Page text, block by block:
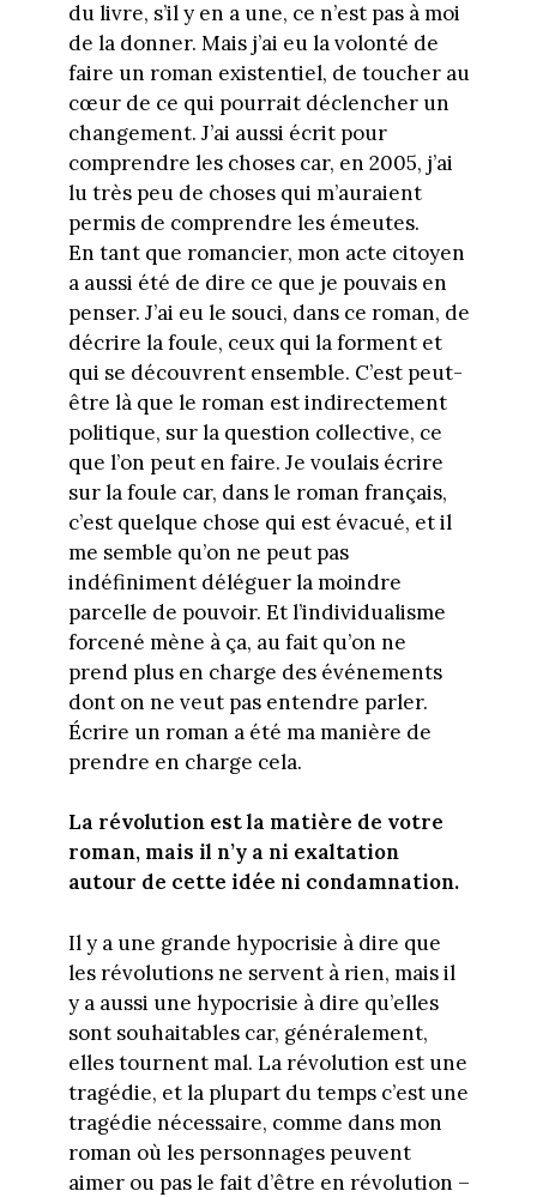
du livre, s’il y en a une, ce n’est pas à moi
de la donner. Mais j’ai eu la volonté de
faire un roman existentiel, de toucher au
cœur de ce qui pourrait déclencher un
changement. J’ai aussi écrit pour
comprendre les choses car, en 2005, j’ai
lu très peu de choses qui m’auraient
permis de comprendre les émeutes.
En tant que romancier, mon acte citoyen
a aussi été de dire ce que je pouvais en
penser. J’ai eu le souci, dans ce roman, de
décrire la foule, ceux qui la forment et
qui se découvrent ensemble. C’est peut-
être là que le roman est indirectement
politique, sur la question collective, ce
que l’on peut en faire. Je voulais écrire
sur la foule car, dans le roman français,
c’est quelque chose qui est évacué, et il
me semble qu’on ne peut pas
indéfiniment déléguer la moindre
parcelle de pouvoir. Et l’individualisme
forcené mène à ça, au fait qu’on ne
prend plus en charge des événements
dont on ne veut pas entendre parler.
Écrire un roman a été ma manière de
prendre en charge cela.
La révolution est la matière de votre
roman, mais il n’y a ni exaltation
autour de cette idée ni condamnation.
Il y a une grande hypocrisie à dire que
les révolutions ne servent à rien, mais il
y a aussi une hypocrisie à dire qu’elles
sont souhaitables car, généralement,
elles tournent mal. La révolution est une
tragédie, et la plupart du temps c’est une
tragédie nécessaire, comme dans mon
roman où les personnages peuvent
aimer ou pas le fait d’être en révolution –